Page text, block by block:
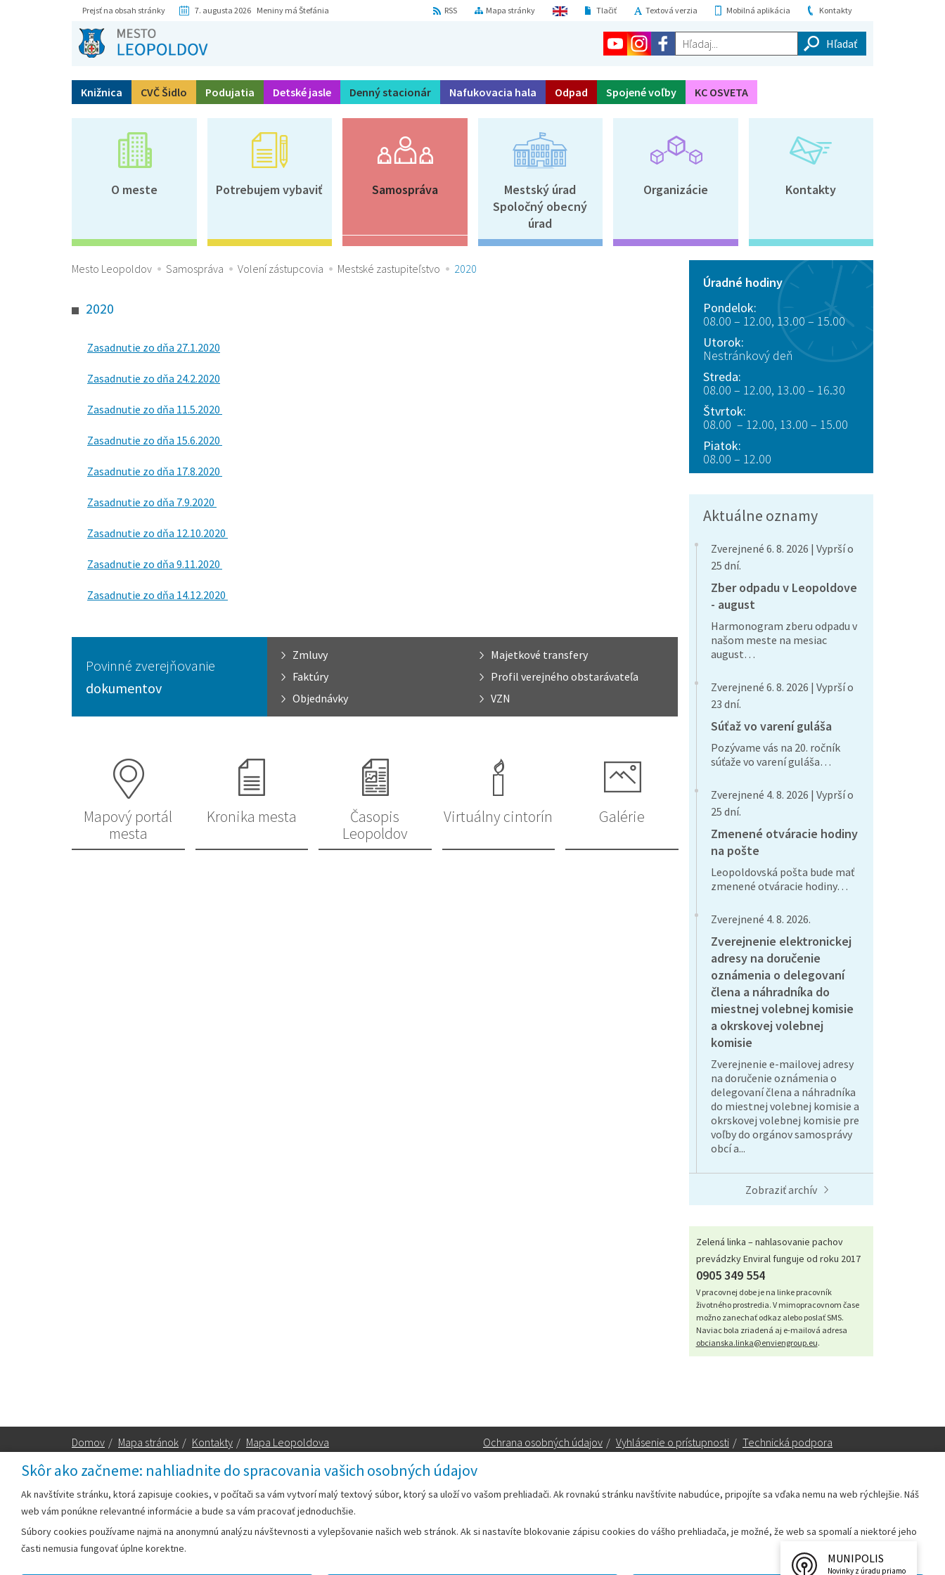
Skôr ako začneme: nahliadnite do spracovania vašich osobných údajov
Ak navštívite stránku, ktorá zapisuje cookies, v počítači sa vám vytvorí malý textový súbor, ktorý sa uloží vo vašom prehliadači. Ak rovnakú stránku navštívite nabudúce, pripojíte sa vďaka nemu na web rýchlejšie. Náš
web vám ponúkne relevantné informácie a bude sa vám pracovať jednoduchšie.
Súbory cookies používame najmä na anonymnú analýzu návštevnosti a vylepšovanie našich web stránok. Ak si nastavíte blokovanie zápisu cookies do vášho prehliadača, je možné, že web sa spomalí a niektoré jeho
časti nemusia fungovať úplne korektne.
Prejsť na obsah stránky 7. augusta 2026 Meniny má Štefánia Kontakty
Mobilná aplikácia
Textová verzia
Tlačiť
Mapa stránky
RSS
Hľadaj...
Knižnica CVČ Šidlo Podujatia Detské jasle Denný stacionár Nafukovacia hala Odpad Spojené voľby KC OSVETA
O meste Potrebujem vybaviť Samospráva
Mestský úrad
Spoločný obecný
úrad
Organizácie Kontakty
Mesto Leopoldov Samospráva Volení zástupcovia Mestské zastupiteľstvo 2020
2020
Zasadnutie zo dňa 27.1.2020
Zasadnutie zo dňa 24.2.2020
Zasadnutie zo dňa 11.5.2020
Zasadnutie zo dňa 15.6.2020
Zasadnutie zo dňa 17.8.2020
Zasadnutie zo dňa 7.9.2020
Zasadnutie zo dňa 12.10.2020
Zasadnutie zo dňa 9.11.2020
Zasadnutie zo dňa 14.12.2020
Povinné zverejňovanie
dokumentov
Zmluvy
Majetkové transfery
Faktúry
Profil verejného obstarávateľa
Objednávky
VZN
Mapový portál
mesta
Kronika mesta
Časopis
Leopoldov
Virtuálny cintorín Galérie
Úradné hodiny
Pondelok:
08.00 – 12.00, 13.00 – 15.00
Utorok:
Nestránkový deň
Streda:
08.00 – 12.00, 13.00 – 16.30
Štvrtok:
08.00 – 12.00, 13.00 – 15.00
Piatok:
08.00 – 12.00
Aktuálne oznamy
Zverejnené 6. 8. 2026 | Vyprší o
25 dní.
Zber odpadu v Leopoldove
- august
Harmonogram zberu odpadu v
našom meste na mesiac
august…
Zverejnené 6. 8. 2026 | Vyprší o
23 dní.
Súťaž vo varení guláša
Pozývame vás na 20. ročník
súťaže vo varení guláša…
Zverejnené 4. 8. 2026 | Vyprší o
25 dní.
Zmenené otváracie hodiny
na pošte
Leopoldovská pošta bude mať
zmenené otváracie hodiny…
Zverejnené 4. 8. 2026.
Zverejnenie elektronickej
adresy na doručenie
oznámenia o delegovaní
člena a náhradníka do
miestnej volebnej komisie
a okrskovej volebnej
komisie
Zverejnenie e-mailovej adresy
na doručenie oznámenia o
delegovaní člena a náhradníka
do miestnej volebnej komisie a
okrskovej volebnej komisie pre
voľby do orgánov samosprávy
obcí a...
Zobraziť archív
Zelená linka – nahlasovanie pachov
prevádzky Enviral funguje od roku 2017
0905 349 554
V pracovnej dobe je na linke pracovník
životného prostredia. V mimopracovnom čase
možno zanechať odkaz alebo poslať SMS.
Naviac bola zriadená aj e-mailová adresa
obcianska.linka@enviengroup.eu.
Domov / Mapa stránok / Kontakty / Mapa Leopoldova Ochrana osobných údajov / Vyhlásenie o prístupnosti / Technická podpora
Mestský úrad Leopoldov
Hlohovská cesta 1818/2A
Email:mesto@leopoldov.sk
Primátorka:primatorka@leopoldov.sk
webmaster@leopoldov.sk
MUNIPOLIS
Novinky z úradu priamo